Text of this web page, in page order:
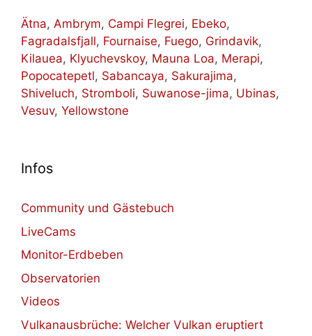
Ätna, Ambrym, Campi Flegrei, Ebeko,
Fagradalsfjall, Fournaise, Fuego, Grindavik,
Kilauea, Klyuchevskoy, Mauna Loa, Merapi,
Popocatepetl, Sabancaya, Sakurajima,
Shiveluch, Stromboli, Suwanose-jima, Ubinas,
Vesuv, Yellowstone
Infos
Community und Gästebuch
LiveCams
Monitor-Erdbeben
Observatorien
Videos
Vulkanausbrüche: Welcher Vulkan eruptiert